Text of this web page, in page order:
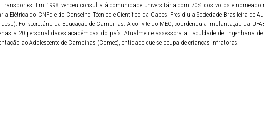
transportes. Em 1998, venceu consulta à comunidade universitária com 70% dos votos e
Elétrica do CNPq e do Conselho Técnico e Científico da Capes. Presidiu a Sociedade Brasileira de
Foi secretário da Educação de Campinas. A convite do MEC, coordenou a implantação da
a 20 personalidades acadêmicas do país. Atualmente assessora a Faculdade de Engenharia
ao Adolescente de Campinas (Comec), entidade que se ocupa de crianças infratoras.